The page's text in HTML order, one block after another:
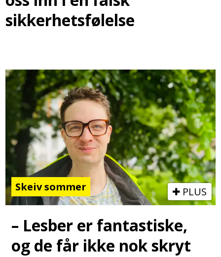
sikkerhetsfølelse
Skeiv sommer PLUS
– Lesber er fantastiske,
og de får ikke nok skryt